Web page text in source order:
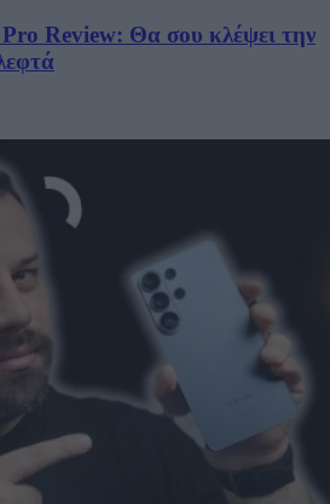
Review: Θα σου κλέψει την